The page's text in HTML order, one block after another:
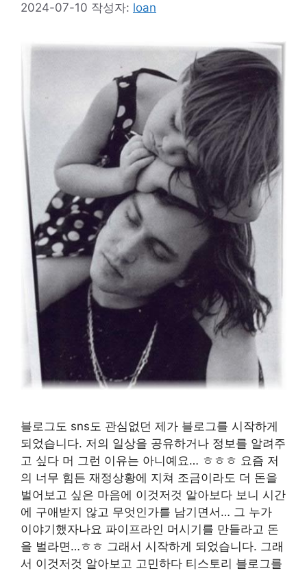
2024-07-10 작성자: loan
블로그도 sns도 관심없던 제가 블로그를 시작하게
되었습니다. 저의 일상을 공유하거나 정보를 알려주
고 싶다 머 그런 이유는 아니예요… ㅎㅎㅎ 요즘 저
의 너무 힘든 재정상황에 지쳐 조금이라도 더 돈을
벌어보고 싶은 마음에 이것저것 알아보다 보니 시간
에 구애받지 않고 무엇인가를 남기면서… 그 누가
이야기했자나요 파이프라인 머시기를 만들라고 돈
을 벌라면…ㅎㅎ 그래서 시작하게 되었습니다. 그래
서 이것저것 알아보고 고민하다 티스토리 블로그를